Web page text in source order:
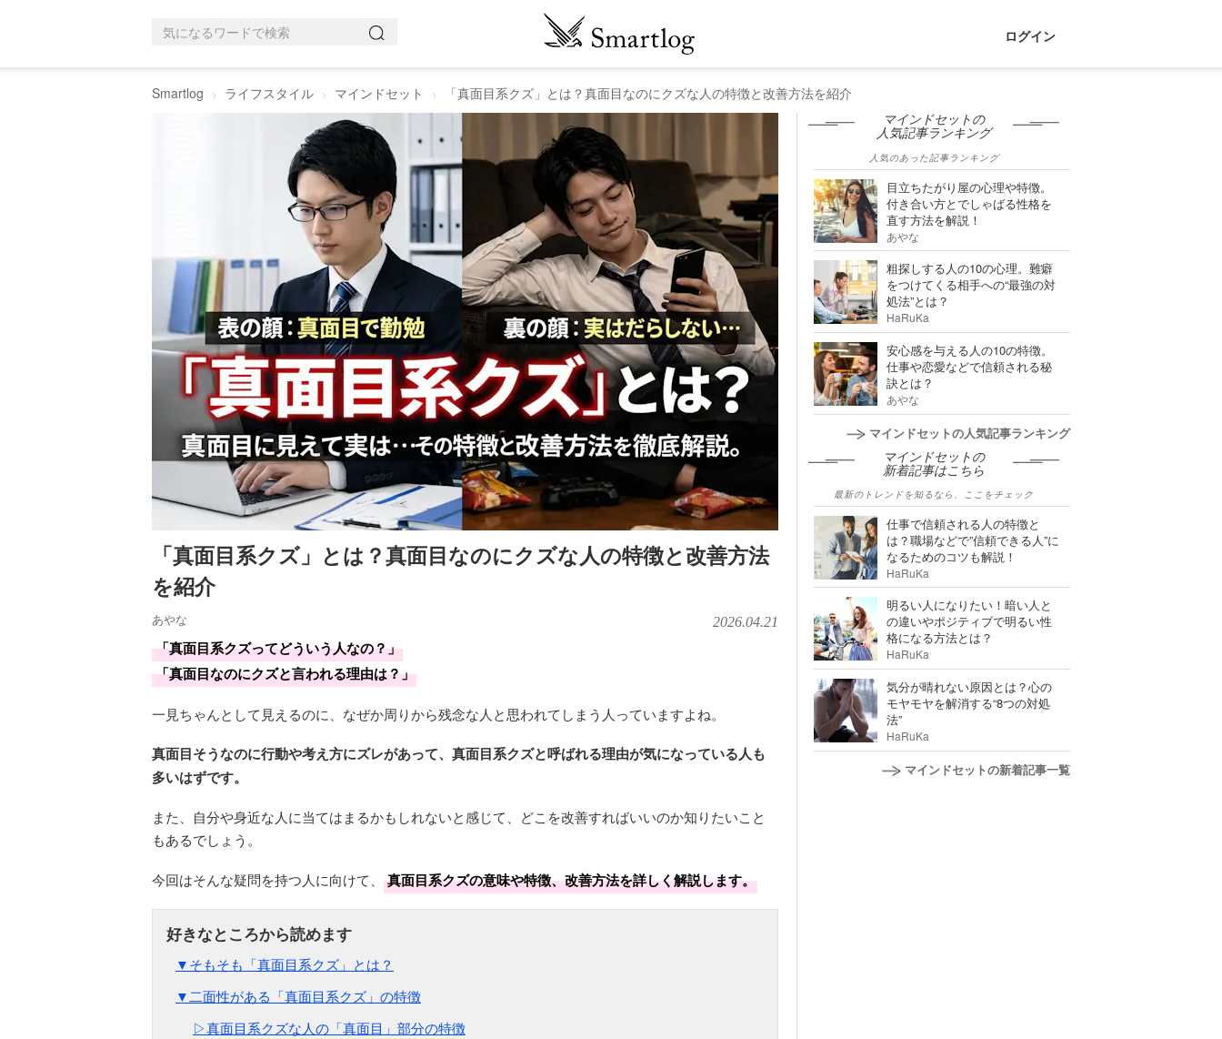
ログイン
Smartlog ライフスタイル マインドセット 「真面目系クズ」とは？真面目なのにクズな人の特徴と改善方法を紹介
「真面目系クズ」とは？真面目なのにクズな人の特徴と改善方法
を紹介
あやな 2026.04.21
「真面目系クズってどういう人なの？」
「真面目なのにクズと言われる理由は？」
一見ちゃんとして見えるのに、なぜか周りから残念な人と思われてしまう人っていますよね。
真面目そうなのに行動や考え方にズレがあって、真面目系クズと呼ばれる理由が気になっている人も
多いはずです。
また、自分や身近な人に当てはまるかもしれないと感じて、どこを改善すればいいのか知りたいこと
もあるでしょう。
今回はそんな疑問を持つ人に向けて、 真面目系クズの意味や特徴、改善方法を詳しく解説します。
▼そもそも「真面目系クズ」とは？
▼二面性がある「真面目系クズ」の特徴
▷真面目系クズな人の「真面目」部分の特徴
マインドセットの
人気記事ランキング
人気のあった記事ランキング
目立ちたがり屋の心理や特徴。
付き合い方とでしゃばる性格を
直す方法を解説！
あやな
粗探しする人の10の心理。難癖
をつけてくる相手への“最強の対
処法”とは？
HaRuKa
安心感を与える人の10の特徴。
仕事や恋愛などで信頼される秘
訣とは？
あやな
マインドセットの人気記事ランキング
マインドセットの
新着記事はこちら
最新のトレンドを知るなら、ここをチェック
仕事で信頼される人の特徴と
は？職場などで”信頼できる人”に
なるためのコツも解説！
HaRuKa
明るい人になりたい！暗い人と
の違いやポジティブで明るい性
格になる方法とは？
HaRuKa
気分が晴れない原因とは？心の
モヤモヤを解消する“8つの対処
法”
HaRuKa
マインドセットの新着記事一覧